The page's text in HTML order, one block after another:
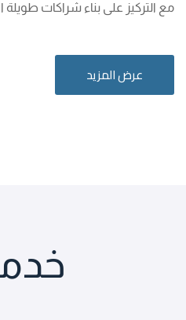
مع التركيز على بناء شراكات
عرض المزيد